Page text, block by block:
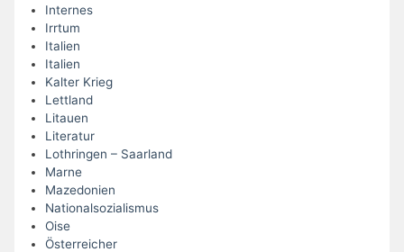
Internes
Irrtum
Italien
Italien
Kalter Krieg
Lettland
Litauen
Literatur
Lothringen – Saarland
Marne
Mazedonien
Nationalsozialismus
Oise
Österreicher